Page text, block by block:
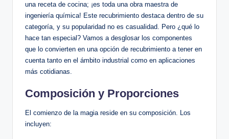
una receta de ​cocina; ¡es toda una​ obra maestra de
ingeniería química!‍ Este recubrimiento⁣ destaca dentro de su
categoría, y‌ su popularidad no es casualidad. ⁢Pero ¿qué lo
hace tan especial? Vamos‍ a desglosar los componentes
‌que lo‍ convierten en una opción ‍de recubrimiento⁤ a tener en
cuenta tanto en el ámbito industrial como en​ aplicaciones
más cotidianas.
Composición y ⁢Proporciones
El comienzo de la magia reside en su ⁤composición.⁢ Los
incluyen: